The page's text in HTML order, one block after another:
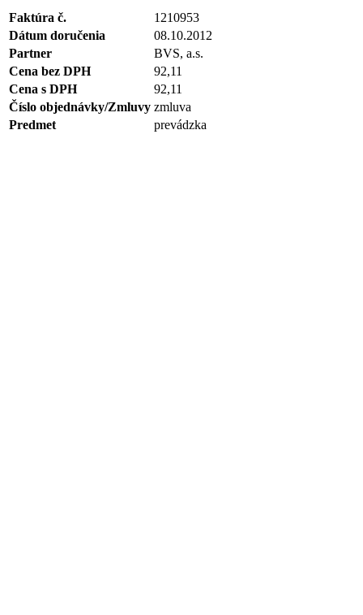
Faktúra č.
1210953
Dátum doručenia
08.10.2012
Partner
BVS, a.s.
Cena bez DPH
92,11
Cena s DPH
92,11
Číslo objednávky/Zmluvy zmluva
Predmet
prevádzka